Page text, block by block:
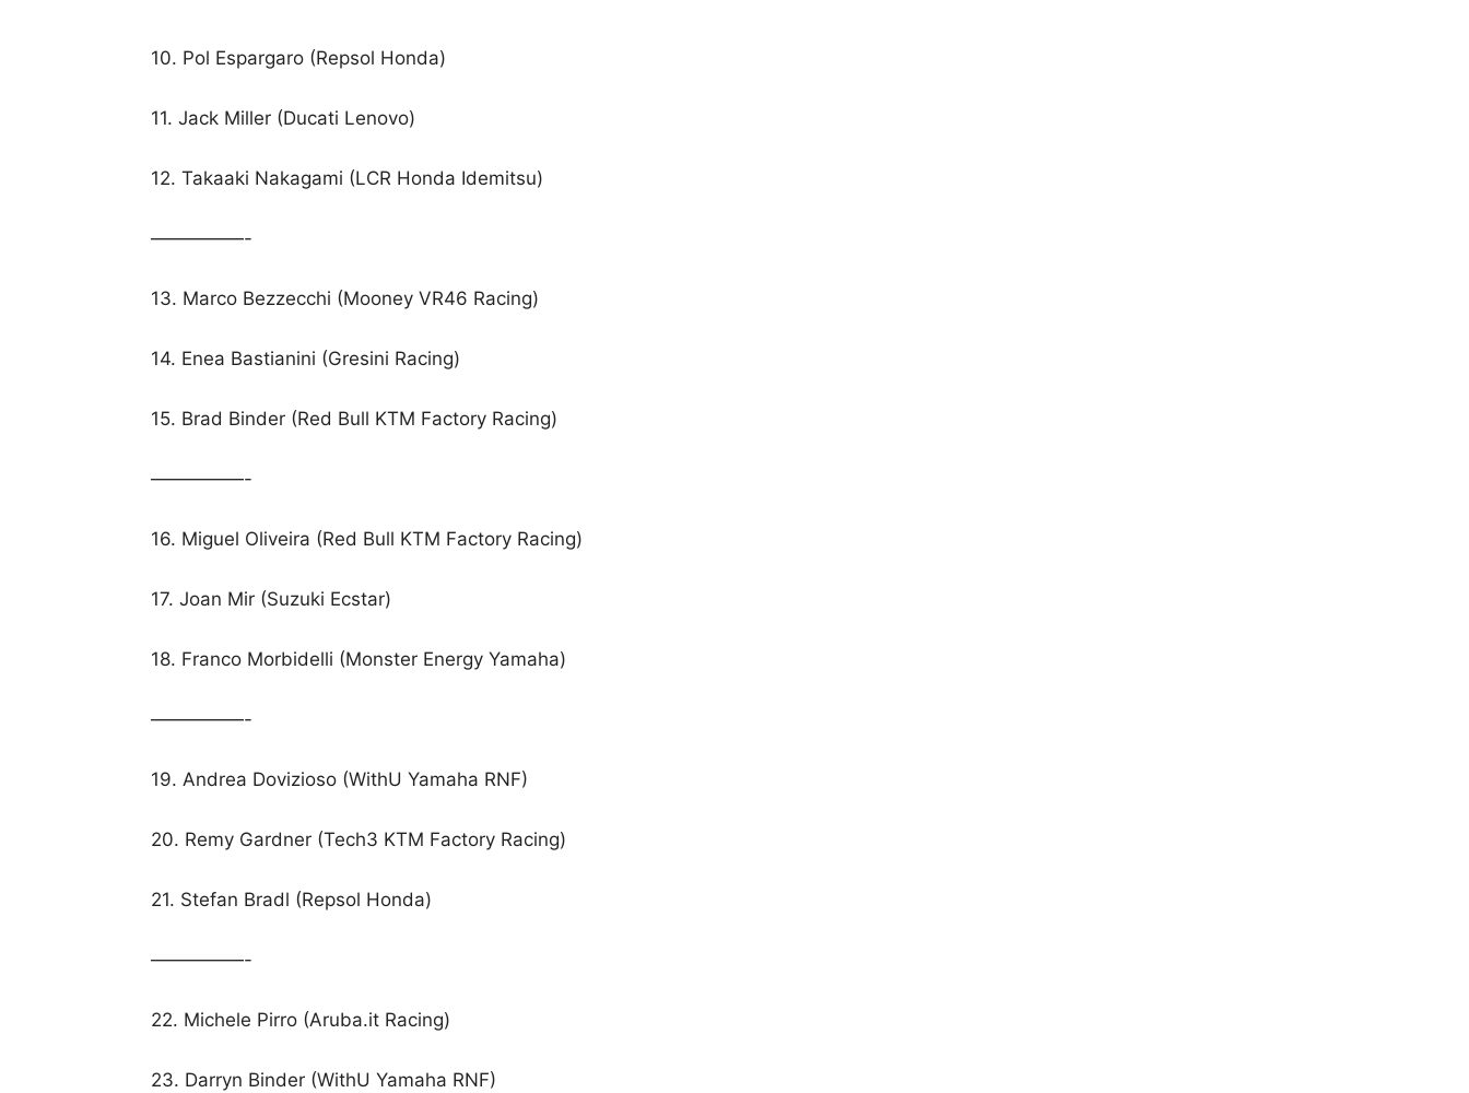
10. Pol Espargaro (Repsol Honda)
11. Jack Miller (Ducati Lenovo)
12. Takaaki Nakagami (LCR Honda Idemitsu)
—————-
13. Marco Bezzecchi (Mooney VR46 Racing)
14. Enea Bastianini (Gresini Racing)
15. Brad Binder (Red Bull KTM Factory Racing)
—————-
16. Miguel Oliveira (Red Bull KTM Factory Racing)
17. Joan Mir (Suzuki Ecstar)
18. Franco Morbidelli (Monster Energy Yamaha)
—————-
19. Andrea Dovizioso (WithU Yamaha RNF)
20. Remy Gardner (Tech3 KTM Factory Racing)
21. Stefan Bradl (Repsol Honda)
—————-
22. Michele Pirro (Aruba.it Racing)
23. Darryn Binder (WithU Yamaha RNF)